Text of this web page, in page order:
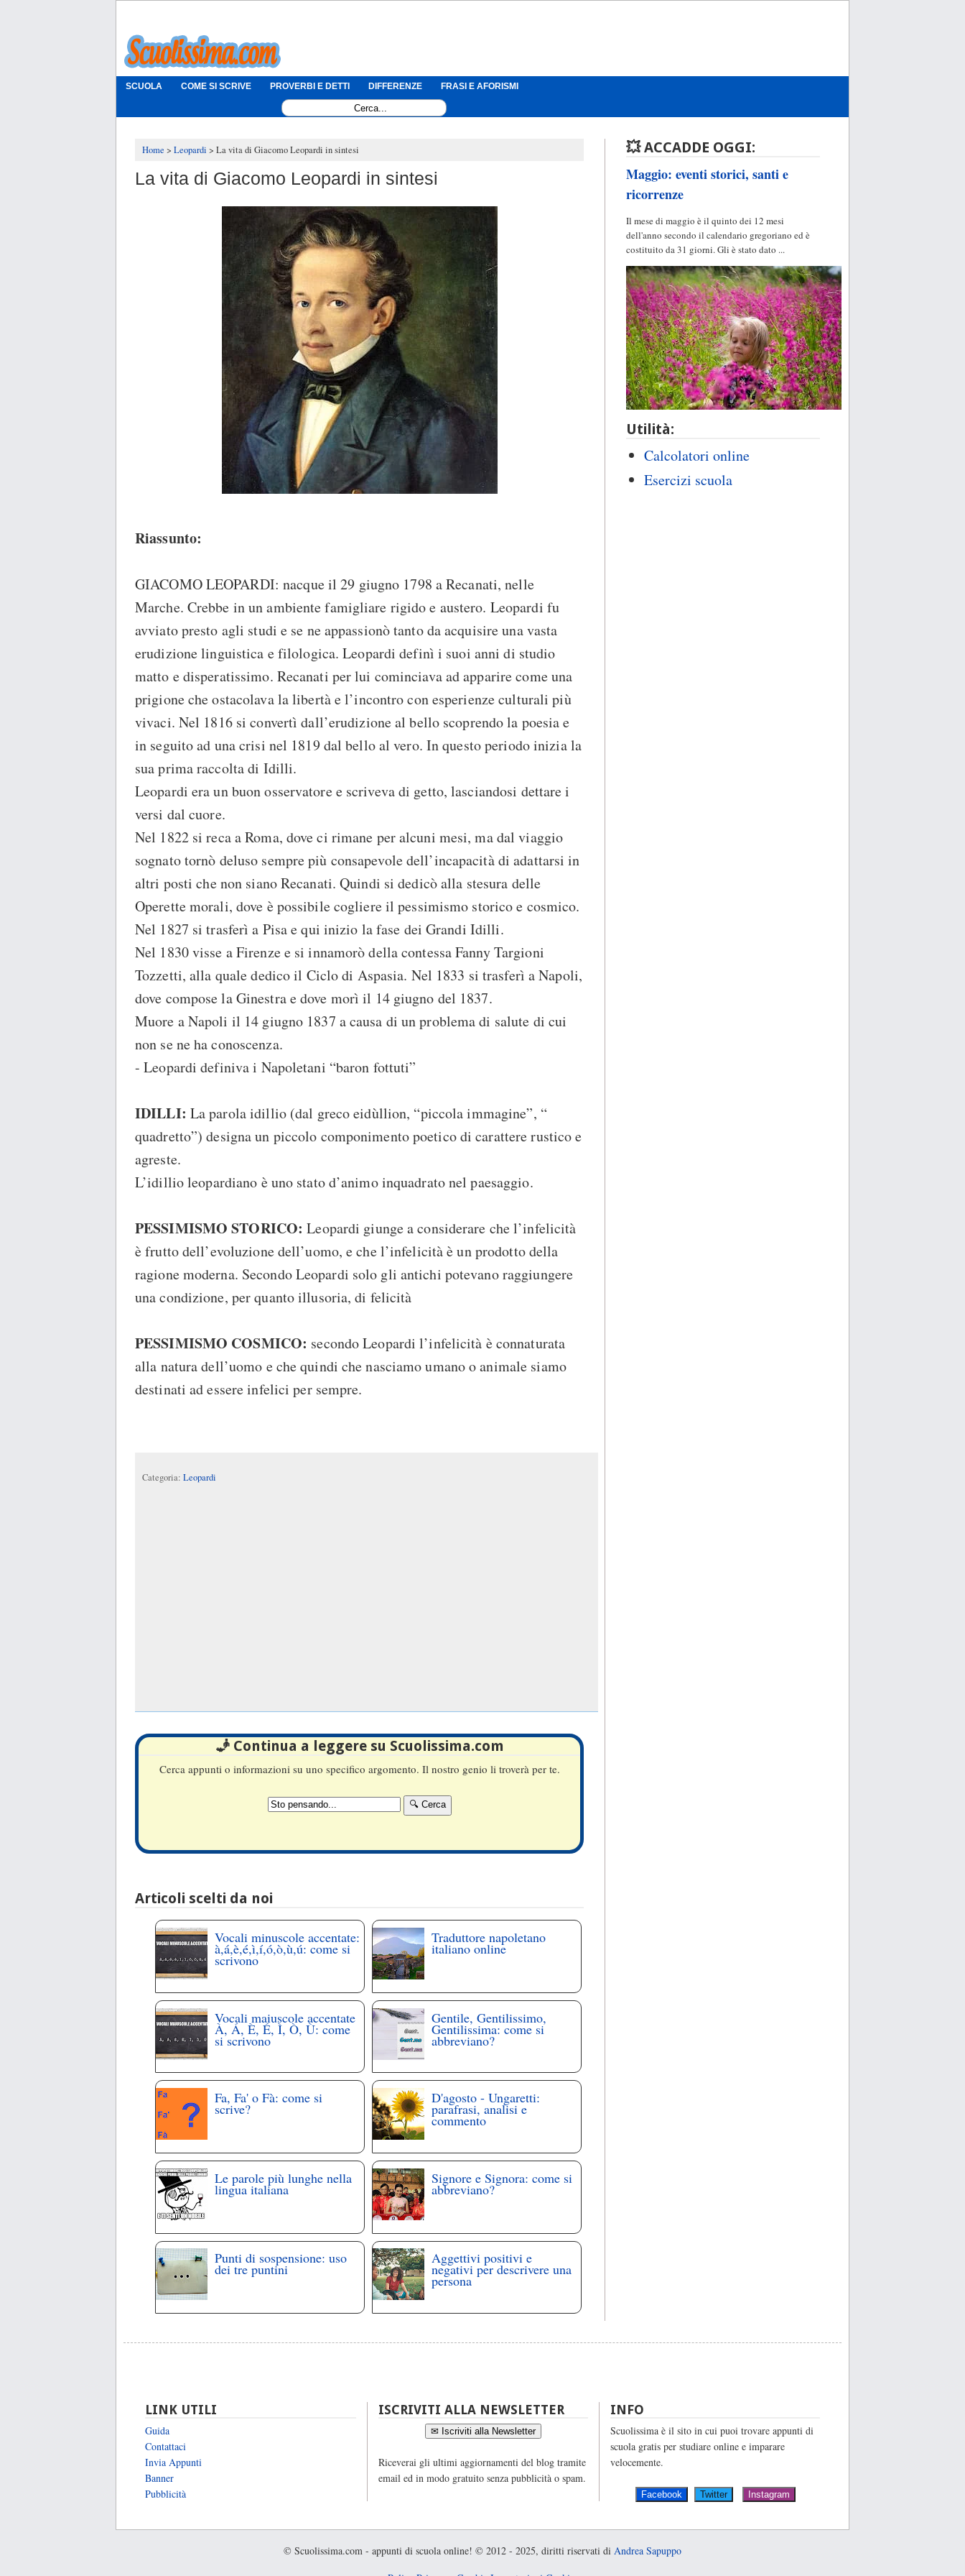
SCUOLA COME SI SCRIVE PROVERBI E DETTI DIFFERENZE FRASI E AFORISMI
Home Leopardi La vita di Giacomo Leopardi in sintesi
La vita di Giacomo Leopardi in sintesi
Riassunto:
GIACOMO LEOPARDI: nacque il 29 giugno 1798 a Recanati, nelle
Marche. Crebbe in un ambiente famigliare rigido e austero. Leopardi fu
avviato presto agli studi e se ne appassionò tanto da acquisire una vasta
erudizione linguistica e filologica. Leopardi definì i suoi anni di studio
matto e disperatissimo. Recanati per lui cominciava ad apparire come una
prigione che ostacolava la libertà e l’incontro con esperienze culturali più
vivaci. Nel 1816 si convertì dall’erudizione al bello scoprendo la poesia e
in seguito ad una crisi nel 1819 dal bello al vero. In questo periodo inizia la
sua prima raccolta di Idilli.
Leopardi era un buon osservatore e scriveva di getto, lasciandosi dettare i
versi dal cuore.
Nel 1822 si reca a Roma, dove ci rimane per alcuni mesi, ma dal viaggio
sognato tornò deluso sempre più consapevole dell’incapacità di adattarsi in
altri posti che non siano Recanati. Quindi si dedicò alla stesura delle
Operette morali, dove è possibile cogliere il pessimismo storico e cosmico.
Nel 1827 si trasferì a Pisa e qui inizio la fase dei Grandi Idilli.
Nel 1830 visse a Firenze e si innamorò della contessa Fanny Targioni
Tozzetti, alla quale dedico il Ciclo di Aspasia. Nel 1833 si trasferì a Napoli,
dove compose la Ginestra e dove morì il 14 giugno del 1837.
Muore a Napoli il 14 giugno 1837 a causa di un problema di salute di cui
non se ne ha conoscenza.
- Leopardi definiva i Napoletani “baron fottuti”
IDILLI: La parola idillio (dal greco eidùllion, “piccola immagine”, “
quadretto”) designa un piccolo componimento poetico di carattere rustico e
agreste.
L’idillio leopardiano è uno stato d’animo inquadrato nel paesaggio.
PESSIMISMO STORICO:Leopardi giunge a considerare che l’infelicità
è frutto dell’evoluzione dell’uomo, e che l’infelicità è un prodotto della
ragione moderna. Secondo Leopardi solo gli antichi potevano raggiungere
una condizione, per quanto illusoria, di felicità
PESSIMISMO COSMICO: secondo Leopardi l’infelicità è connaturata
alla natura dell’uomo e che quindi che nasciamo umano o animale siamo
destinati ad essere infelici per sempre.
Categoria: Leopardi
🧞 Continua a leggere su Scuolissima.com
Cerca appunti o informazioni su uno specifico argomento. Il nostro genio li troverà per te.
Articoli scelti da noi
Vocali minuscole accentate:
à,á,è,é,ì,í,ó,ò,ù,ú: come si
scrivono
Traduttore napoletano
italiano online
Vocali maiuscole accentate
À, Á, È, É, Ì, Ò, Ù: come
si scrivono
Gentile, Gentilissimo,
Gentilissima: come si
abbreviano?
Fa, Fa' o Fà: come si
scrive?
D'agosto - Ungaretti:
parafrasi, analisi e
commento
Le parole più lunghe nella
lingua italiana
Signore e Signora: come si
abbreviano?
Punti di sospensione: uso
dei tre puntini
Aggettivi positivi e
negativi per descrivere una
persona
💥 ACCADDE OGGI:
Maggio: eventi storici, santi e
ricorrenze
Il mese di maggio è il quinto dei 12 mesi
dell'anno secondo il calendario gregoriano ed è
costituito da 31 giorni. Gli è stato dato ...
Utilità:
Calcolatori online
Esercizi scuola
LINK UTILI
Guida
Contattaci
Invia Appunti
Banner
Pubblicità
ISCRIVITI ALLA NEWSLETTER
✉ Iscriviti alla Newsletter
Riceverai gli ultimi aggiornamenti del blog tramite
email ed in modo gratuito senza pubblicità o spam.
INFO
Scuolissima è il sito in cui puoi trovare appunti di
scuola gratis per studiare online e imparare
velocemente.
© Scuolissima.com - appunti di scuola online! © 2012 - 2025, diritti riservati di Andrea Sapuppo